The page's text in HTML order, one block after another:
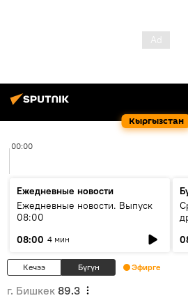
Кыргызстан
00:00
Ежедневные новости
Ежедневные новости. Выпуск
08:00
08:00 4 мин
Кечээ Бүгүн Эфирге
г. Бишкек 89.3